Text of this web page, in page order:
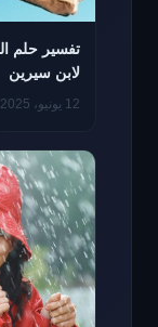
تفسير حلم
لابن سيرين
12 يونيو، 2025